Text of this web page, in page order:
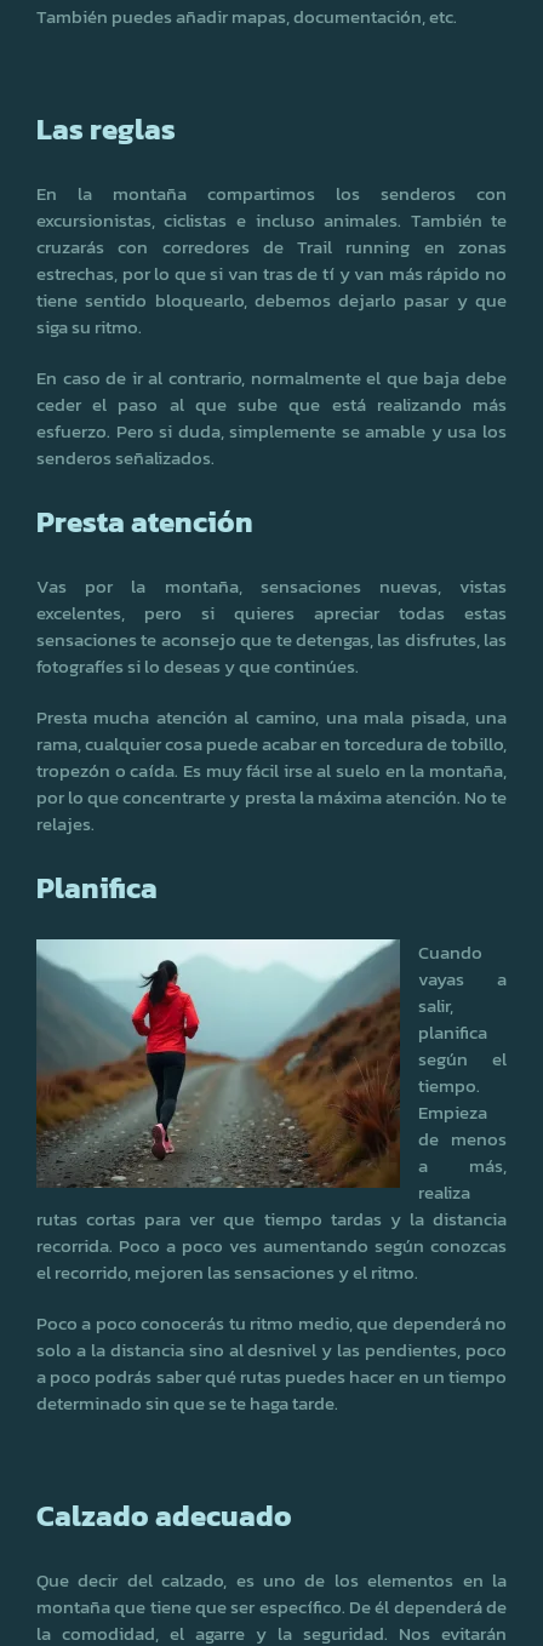
También puedes añadir mapas, documentación, etc.
Las reglas
En la montaña compartimos los senderos con
excursionistas, ciclistas e incluso animales. También te
cruzarás con corredores de Trail running en zonas
estrechas, por lo que si van tras de tí y van más rápido no
tiene sentido bloquearlo, debemos dejarlo pasar y que
siga su ritmo.
En caso de ir al contrario, normalmente el que baja debe
ceder el paso al que sube que está realizando más
esfuerzo. Pero si duda, simplemente se amable y usa los
senderos señalizados.
Presta atención
Vas por la montaña, sensaciones nuevas, vistas
excelentes, pero si quieres apreciar todas estas
sensaciones te aconsejo que te detengas, las disfrutes, las
fotografíes si lo deseas y que continúes.
Presta mucha atención al camino, una mala pisada, una
rama, cualquier cosa puede acabar en torcedura de tobillo,
tropezón o caída. Es muy fácil irse al suelo en la montaña,
por lo que concentrarte y presta la máxima atención. No te
relajes.
Planifica
Cuando
vayas a
salir,
planifica
según el
tiempo.
Empieza
de menos
a más,
realiza
rutas cortas para ver que tiempo tardas y la distancia
recorrida. Poco a poco ves aumentando según conozcas
el recorrido, mejoren las sensaciones y el ritmo.
Poco a poco conocerás tu ritmo medio, que dependerá no
solo a la distancia sino al desnivel y las pendientes, poco
a poco podrás saber qué rutas puedes hacer en un tiempo
determinado sin que se te haga tarde.
Calzado adecuado
Que decir del calzado, es uno de los elementos en la
montaña que tiene que ser específico. De él dependerá de
la comodidad, el agarre y la seguridad. Nos evitarán